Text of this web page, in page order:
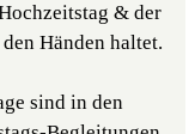
& der
Händen haltet.
sind in den